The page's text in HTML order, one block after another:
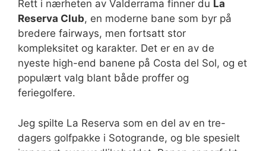
Rett i nærheten av Valderrama finner du La
Reserva Club, en moderne bane som byr på
bredere fairways, men fortsatt stor
kompleksitet og karakter. Det er en av de
nyeste high-end banene på Costa del Sol, og et
populært valg blant både proffer og
feriegolfere.
Jeg spilte La Reserva som en del av en tre-
dagers golfpakke i Sotogrande, og ble spesielt